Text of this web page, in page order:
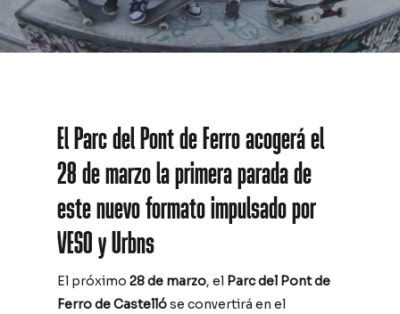
El Parc del Pont de Ferro acogerá el
28 de marzo la primera parada de
este nuevo formato impulsado por
VESO y Urbns
El próximo28 de marzo, el Parc del Pont de
Ferro de Castellóse convertirá en el